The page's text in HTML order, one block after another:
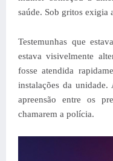
saúde. Sob gritos exigia
Testemunhas que
estava visivelmente
fosse atendida
instalações da
apreensão entre os
chamarem a polícia.